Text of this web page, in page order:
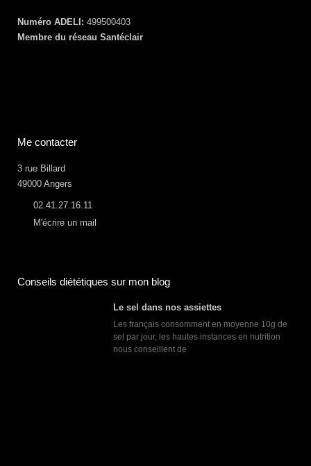
Numéro ADELI: 499500403
Membre du réseau Santéclair
Me contacter
3 rue Billard
49000 Angers
02.41.27.16.11
M'écrire un mail
Conseils diététiques sur mon blog
Le sel dans nos assiettes
Les français consomment en moyenne 10g de
sel par jour, les hautes instances en nutrition
nous conseillent de